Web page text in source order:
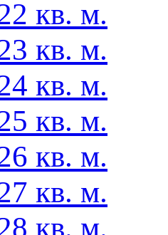
кв. м.
кв. м.
кв. м.
кв. м.
кв. м.
кв. м.
кв. м.